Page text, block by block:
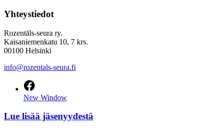
Yhteystiedot
Rozentāls-seura ry.
Kaisaniemenkatu 10, 7 krs.
00100 Helsinki
info@rozentals-seura.fi
New Window
Lue lisää jäsenyydestä